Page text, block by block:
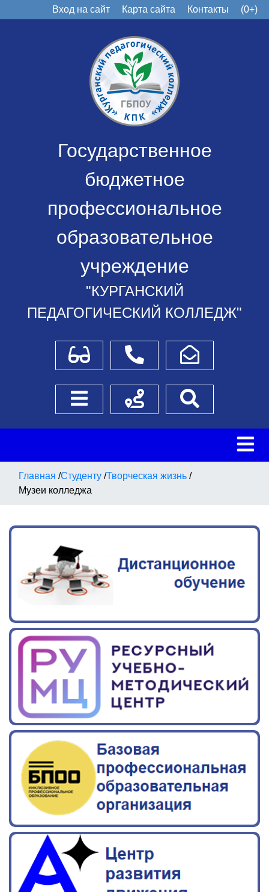
Вход на сайт Карта сайта Контакты (0+)
Государственное
бюджетное
профессиональное
образовательное
учреждение
"КУРГАНСКИЙ
ПЕДАГОГИЧЕСКИЙ КОЛЛЕДЖ"
Для слабовидящихТелефоныНаписать обращение
Боковое менюСхема проезда
Главная /Студенту /Творческая жизнь /
Музеи колледжа